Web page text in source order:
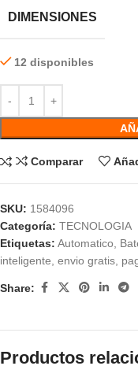
DIMENSIONES
12 disponibles
Comparar
SKU: 1584096
Categoría: TECNOLOGIA
Etiquetas: Automatico
inteligente envio gratis
Share:
Productos